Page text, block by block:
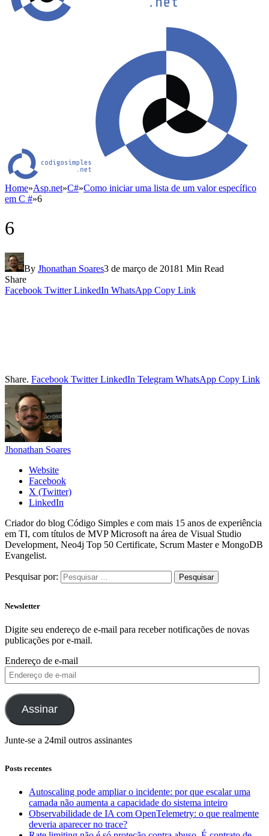
Home»Asp.net»C#»Como iniciar uma lista de um valor específico
em C #»6
6
By Jhonathan Soares3 de março de 20181 Min Read
Share
Facebook Twitter LinkedIn WhatsApp Copy Link
Share. Facebook Twitter LinkedIn Telegram WhatsApp Copy Link
Jhonathan Soares
Website
Facebook
X (Twitter)
LinkedIn
Criador do blog Código Simples e com mais 15 anos de experiência
em TI, com títulos de MVP Microsoft na área de Visual Studio
Development, Neo4j Top 50 Certificate, Scrum Master e MongoDB
Evangelist.
Pesquisar por:
Newsletter
Digite seu endereço de e-mail para receber notificações de novas
publicações por e-mail.
Endereço de e-mail
Assinar
Junte-se a 24mil outros assinantes
Posts recentes
Autoscaling pode ampliar o incidente: por que escalar uma
camada não aumenta a capacidade do sistema inteiro
Observabilidade de IA com OpenTelemetry: o que realmente
deveria aparecer no trace?